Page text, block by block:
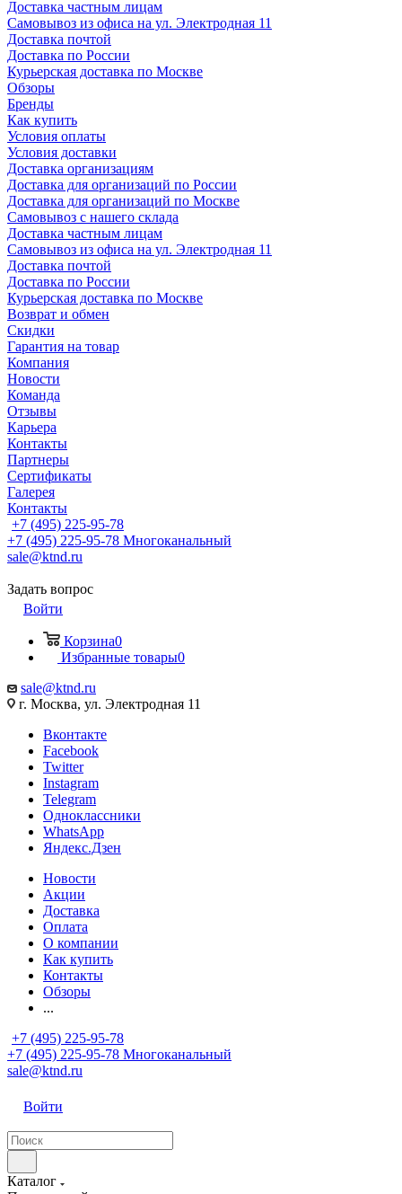
Доставка частным лицам
Самовывоз из офиса на ул. Электродная 11
Доставка почтой
Доставка по России
Курьерская доставка по Москве
Обзоры
Бренды
Как купить
Условия оплаты
Условия доставки
Доставка организациям
Доставка для организаций по России
Доставка для организаций по Москве
Самовывоз с нашего склада
Доставка частным лицам
Самовывоз из офиса на ул. Электродная 11
Доставка почтой
Доставка по России
Курьерская доставка по Москве
Возврат и обмен
Скидки
Гарантия на товар
Компания
Новости
Команда
Отзывы
Карьера
Контакты
Партнеры
Сертификаты
Галерея
Контакты
+7 (495) 225-95-78
+7 (495) 225-95-78 Многоканальный
sale@ktnd.ru
Задать вопрос
Войти
Корзина0
Избранные товары0
sale@ktnd.ru
г. Москва, ул. Электродная 11
Вконтакте
Facebook
Twitter
Instagram
Telegram
Одноклассники
WhatsApp
Яндекс.Дзен
Новости
Акции
Доставка
Оплата
О компании
Как купить
Контакты
Обзоры
...
+7 (495) 225-95-78
+7 (495) 225-95-78 Многоканальный
sale@ktnd.ru
Войти
Каталог